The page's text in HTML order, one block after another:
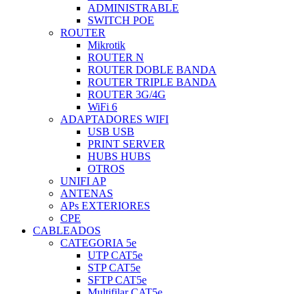
ADMINISTRABLE
SWITCH POE
ROUTER
Mikrotik
ROUTER N
ROUTER DOBLE BANDA
ROUTER TRIPLE BANDA
ROUTER 3G/4G
WiFi 6
ADAPTADORES WIFI
USB USB
PRINT SERVER
HUBS HUBS
OTROS
UNIFI AP
ANTENAS
APs EXTERIORES
CPE
CABLEADOS
CATEGORIA 5e
UTP CAT5e
STP CAT5e
SFTP CAT5e